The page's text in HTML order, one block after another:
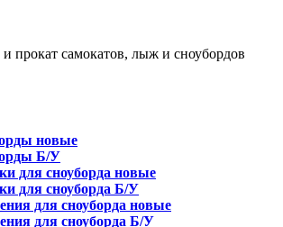
прокат самокатов, лыж и сноубордов
новые
Б/У
для сноуборда новые
для сноуборда Б/У
для сноуборда новые
для сноуборда Б/У